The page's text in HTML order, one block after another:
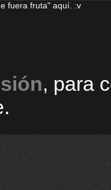
fuera fruta" aquí. :v
, para